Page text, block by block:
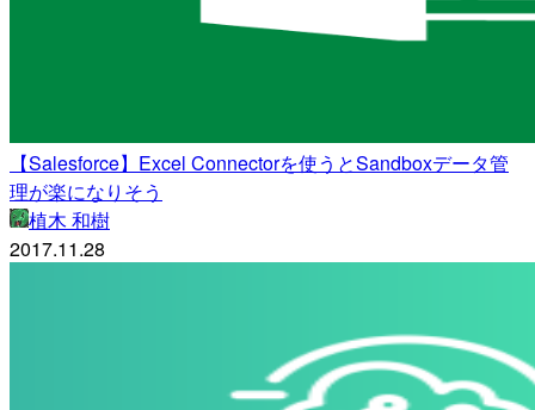
【Salesforce】Excel Connectorを使うとSandboxデータ管
理が楽になりそう
植木 和樹
2017.11.28